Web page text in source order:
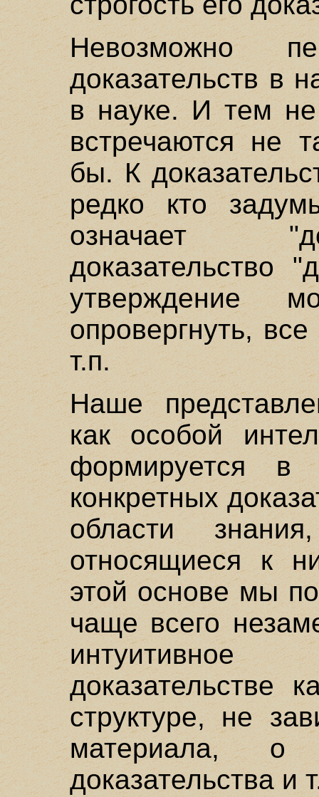
Невозможно
доказательств в
в науке. И тем не
встречаются не
бы. К
редко кто
означает
доказательство
утверждение
опровергнуть,
т.п.
Наше
как особой
формируется в
конкретных
области
относящиеся к
этой основе мы
чаще всего
интуитивное
доказательстве
структуре, не
материала,
доказательства и